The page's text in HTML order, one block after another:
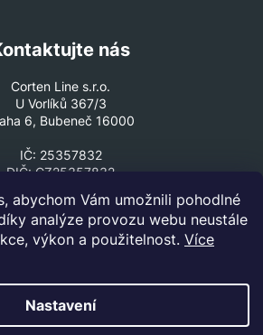
abychom Vám umožnili pohodlné
analýze provozu webu neustále
výkon a použitelnost. Více
Nastavení
nás
Corten Line s.r.o.
U Vorlíků 367/3
6, Bubeneč 16000
IČ: 25357832
DIČ: CZ25357832
VOLEJTE ČI PIŠTE
+420 602 330 307